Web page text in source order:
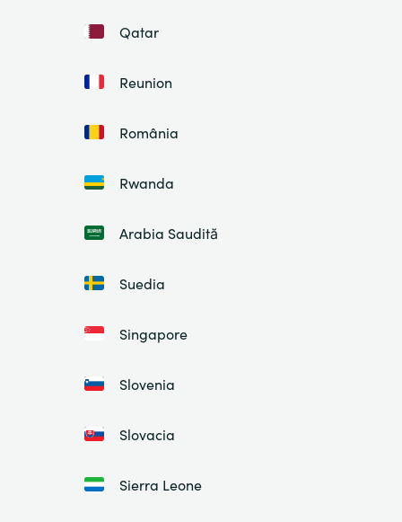
Qatar
Reunion
România
Rwanda
Arabia Saudită
Suedia
Singapore
Slovenia
Slovacia
Sierra Leone